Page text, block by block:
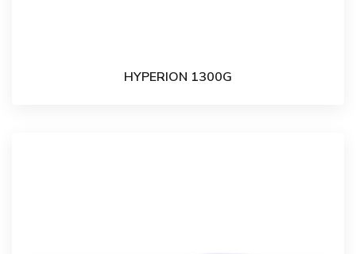
HYPERION 1300G